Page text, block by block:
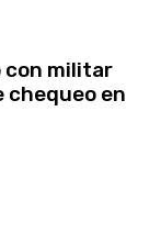
con militar
chequeo en